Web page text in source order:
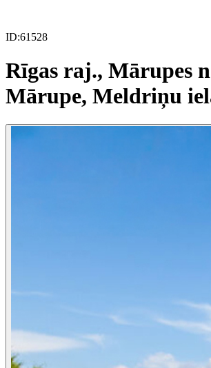
ID:61528
Rīgas raj., Mārupes
Mārupe, Meldriņu